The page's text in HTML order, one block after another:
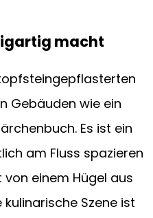
macht
Gebäuden wie ein
Es ist ein
am Fluss spazieren
einem Hügel aus
Szene ist